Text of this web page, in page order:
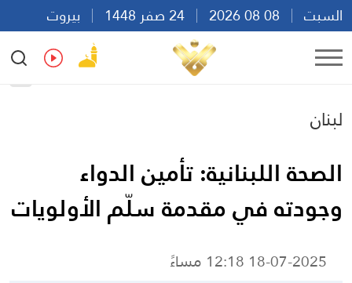
السبت
بيروت
08:38
Ar
لبنان
الصحة اللبنانية: تأمين الدواء
وجودته في مقدمة سلّم الأولويات
18-07-2025 12:18 مساءً